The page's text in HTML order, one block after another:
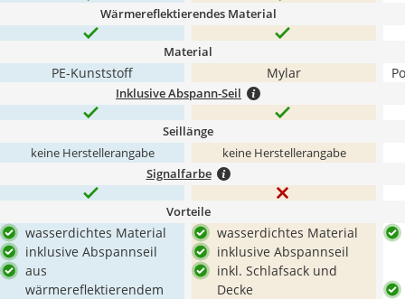
Wärmereflektierendes Material
Material
PE-Kunststoff Mylar
Inklusive Abspann-Seil
Seillänge
keine Herstellerangabe keine Herstellerangabe
Signalfarbe
Vorteile
wasserdichtes Material
inklusive Abspannseil
aus
wärmereflektierendem
wasserdichtes Material
inklusive Abspannseil
inkl. Schlafsack und
Decke